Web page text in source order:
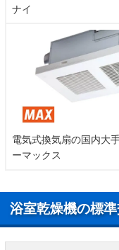
ナイ
電気式換気扇の国内大
ーマックス
浴室乾燥機の標